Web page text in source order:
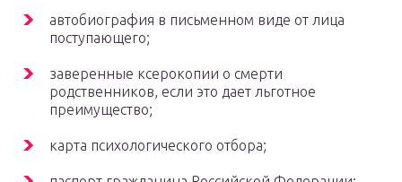
автобиография в письменном виде от лица
поступающего;
заверенные ксерокопии о смерти
родственников, если это дает льготное
преимущество;
карта психологического отбора;